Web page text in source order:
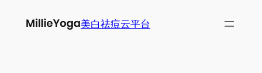
美白祛痘云平台